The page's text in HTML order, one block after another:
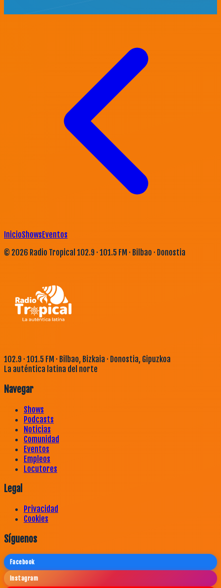
InicioShows Eventos
© 2026 Radio Tropical 102.9 · 101.5 FM · Bilbao · Donostia
102.9 · 101.5 FM · Bilbao, Bizkaia · Donostia, Gipuzkoa
La auténtica latina del norte
Navegar
Shows
Podcasts
Noticias
Comunidad
Eventos
Empleos
Locutores
Legal
Privacidad
Cookies
Síguenos
Facebook
Instagram